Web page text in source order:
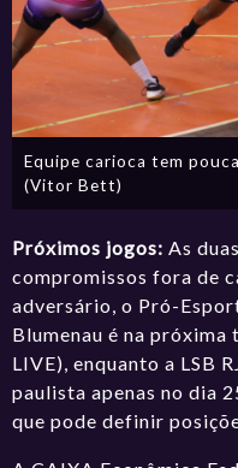
Equipe carioca tem
(Vitor Bett)
Próximos jogos: As
compromissos fora de
adversário, o Pró-
Blumenau é na
LIVE), enquanto a LSB
paulista apenas no dia
que pode definir